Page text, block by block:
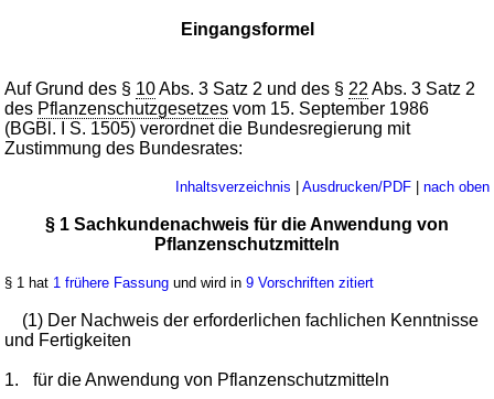
Eingangsformel
Auf Grund des § 10Abs. 3 Satz 2 und des § 22 Abs. 3 Satz 2
des Pflanzenschutzgesetzes vom 15. September 1986
(BGBl. I S. 1505) verordnet die Bundesregierung mit
Zustimmung des Bundesrates:
Inhaltsverzeichnis | Ausdrucken/PDF| nach oben
§ 1 Sachkundenachweis für die Anwendung von
Pflanzenschutzmitteln
§ 1 hat 1 frühere Fassung und wird in9 Vorschriften zitiert
(1) Der Nachweis der erforderlichen fachlichen Kenntnisse
und Fertigkeiten
1. für die Anwendung von Pflanzenschutzmitteln